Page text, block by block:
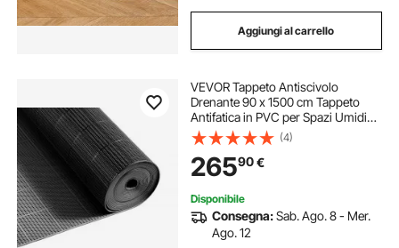
Aggiungi al carrello
VEVOR Tappeto Antiscivolo
Drenante 90 x 1500 cm Tappeto
Antifatica in PVC per Spazi Umidi
Piscina Pavimentazione Ristorante
Terrazza, Rotolo di Tappetino
Grigliato per Aree Umide Drenante,
Nero
(4)
26590€
Disponibile
Consegna:Sab. Ago. 8 - Mer.
Ago. 12